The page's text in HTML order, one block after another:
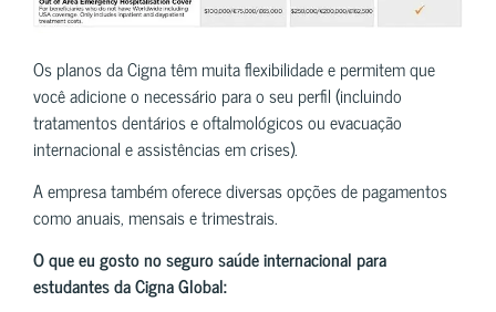
Os planos da Cigna têm muita flexibilidade e permitem que
você adicione o necessário para o seu perfil (incluindo
tratamentos dentários e oftalmológicos ou evacuação
internacional e assistências em crises).
A empresa também oferece diversas opções de pagamentos
como anuais, mensais e trimestrais.
O que eu gosto no seguro saúde internacional para
estudantes da Cigna Global: